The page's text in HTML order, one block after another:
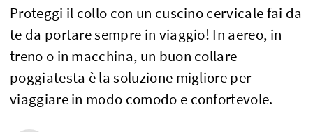
Proteggi il collo con un cuscino cervicale fai da
te da portare sempre in viaggio! In aereo, in
treno o in macchina, un buon collare
poggiatesta è la soluzione migliore per
viaggiare in modo comodo e confortevole.